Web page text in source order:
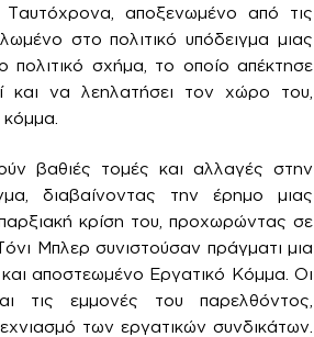
Ταυτόχρονα, αποξενωμένο από τις
στο πολιτικό υπόδειγμα μιας
σχήμα, το οποίο απέκτησε
και να λεηλατήσει τον χώρο του,
βαθιές τομές και αλλαγές στην
διαβαίνοντας την έρημο μιας
κρίση του, προχωρώντας σε
Μπλερ συνιστούσαν πράγματι μια
αποστεωμένο Εργατικό Κόμμα. Οι
τις εμμονές του παρελθόντος,
των εργατικών συνδικάτων.